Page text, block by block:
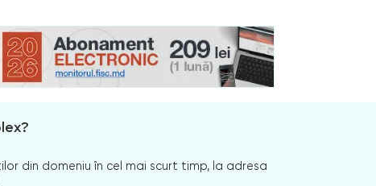
din domeniu în cel mai scurt timp, la adresa